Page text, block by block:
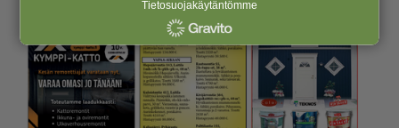
Tietosuojakäytäntömme